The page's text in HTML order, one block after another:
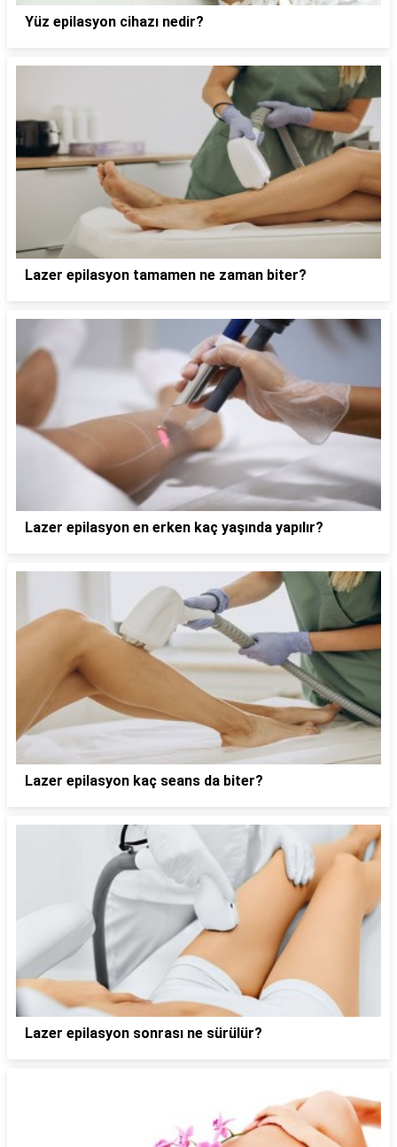
Yüz epilasyon cihazı nedir?
Lazer epilasyon tamamen ne zaman biter?
Lazer epilasyon en erken kaç yaşında yapılır?
Lazer epilasyon kaç seans da biter?
Lazer epilasyon sonrası ne sürülür?